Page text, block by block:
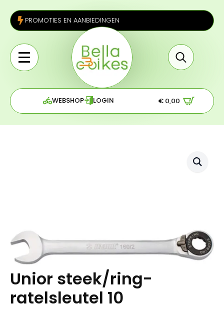
PROMOTIES EN AANBIEDINGEN
for:
WEBSHOP LOGIN € 0,00
Unior steek/ring-
ratelsleutel 10